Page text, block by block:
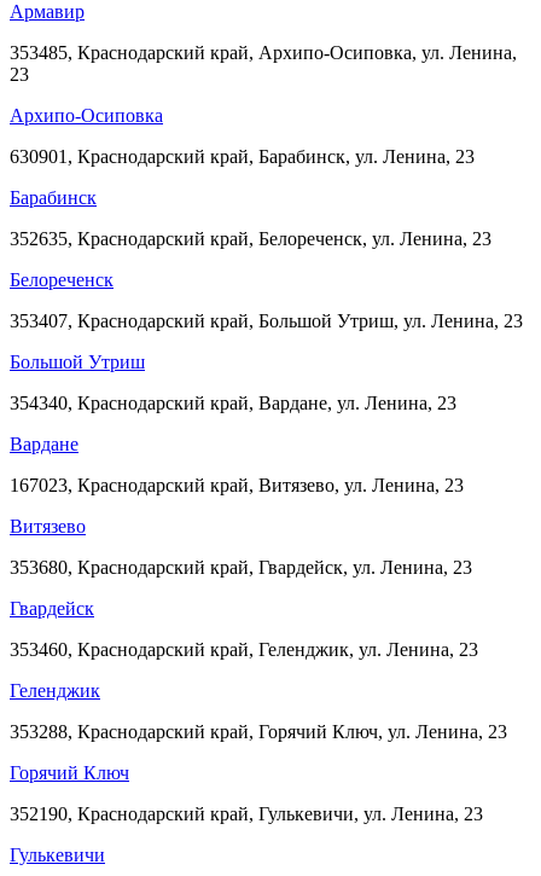
Армавир
353485, Краснодарский край, Архипо-Осиповка, ул. Ленина,
23
Архипо-Осиповка
630901, Краснодарский край, Барабинск, ул. Ленина, 23
Барабинск
352635, Краснодарский край, Белореченск, ул. Ленина, 23
Белореченск
353407, Краснодарский край, Большой Утриш, ул. Ленина, 23
Большой Утриш
354340, Краснодарский край, Вардане, ул. Ленина, 23
Вардане
167023, Краснодарский край, Витязево, ул. Ленина, 23
Витязево
353680, Краснодарский край, Гвардейск, ул. Ленина, 23
Гвардейск
353460, Краснодарский край, Геленджик, ул. Ленина, 23
Геленджик
353288, Краснодарский край, Горячий Ключ, ул. Ленина, 23
Горячий Ключ
352190, Краснодарский край, Гулькевичи, ул. Ленина, 23
Гулькевичи